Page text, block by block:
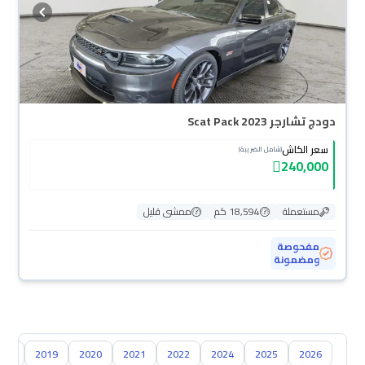
دودج تشارجر Scat Pack 2023
سعر الكاش(شامل الضريبة)
240,000
مستعملة 18,594 كم
ممشى قليل
مفحوصة
ومضمونة
2026
2025
2024
2022
2021
2020
2019